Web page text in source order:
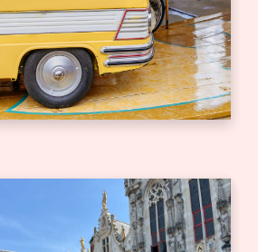
Bedrijfsuitje